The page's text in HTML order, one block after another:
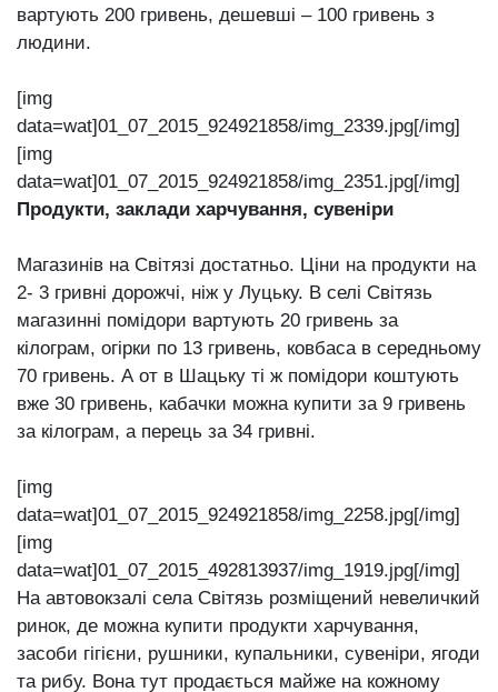
вартують 200 гривень, дешевші – 100 гривень з
людини.
[img
data=wat]01_07_2015_924921858/img_2339.jpg[/img]
[img
data=wat]01_07_2015_924921858/img_2351.jpg[/img]
Продукти, заклади харчування, сувеніри
Магазинів на Світязі достатньо. Ціни на продукти на
2- 3 гривні дорожчі, ніж у Луцьку. В селі Світязь
магазинні помідори вартують 20 гривень за
кілограм, огірки по 13 гривень, ковбаса в середньому
70 гривень. А от в Шацьку ті ж помідори коштують
вже 30 гривень, кабачки можна купити за 9 гривень
за кілограм, а перець за 34 гривні.
[img
data=wat]01_07_2015_924921858/img_2258.jpg[/img]
[img
data=wat]01_07_2015_492813937/img_1919.jpg[/img]
На автовокзалі села Світязь розміщений невеличкий
ринок, де можна купити продукти харчування,
засоби гігієни, рушники, купальники, сувеніри, ягоди
та рибу. Вона тут продається майже на кожному